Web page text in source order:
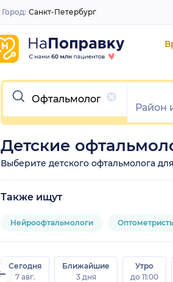
Закрыть
Город: Санкт-Петербург
Очистить
Детские
Выберите детского офтальмолога
Также ищут
Нейроофтальмологи
Сегодня
7 авг.
Ближайшие
3 дня
Утро
до 11:00